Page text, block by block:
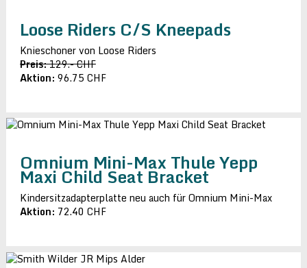
Loose Riders C/S Kneepads
Knieschoner von Loose Riders
Preis:129.- CHF
Aktion: 96.75 CHF
Omnium Mini-Max Thule Yepp
Maxi Child Seat Bracket
Kindersitzadapterplatte neu auch für Omnium Mini-Max
Aktion: 72.40 CHF